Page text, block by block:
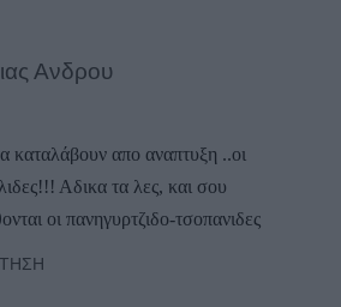
Ανδρου
καταλάβουν απο αναπτυξη ..οι
Αδικα τα λες, και σου
οι πανηγυρτζιδο-τσοπανιδες